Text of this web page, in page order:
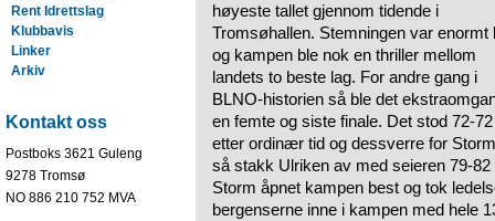
Rent Idrettslag
Klubbavis
Linker
Arkiv
Kontakt oss
Postboks 3621 Guleng
9278 Tromsø
NO 886 210 752 MVA
høyeste tallet gjennom tidende i
Tromsøhallen. Stemningen var enormt
og kampen ble nok en thriller mellom
landets to beste lag. For andre gang i
BLNO-historien så ble det
en femte og siste finale. Det stod 72-72
etter ordinær tid og dessverre for
så stakk Ulriken av med seieren 79-82
Storm åpnet kampen best og tok
bergenserne inne i kampen med hele